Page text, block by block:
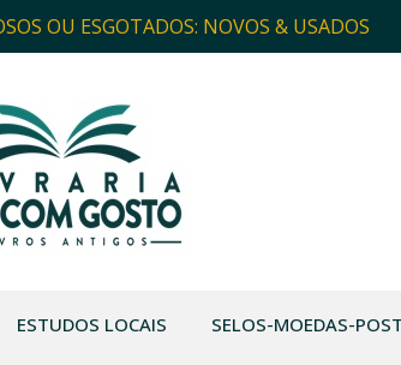
OU ESGOTADOS: NOVOS & USADOS
ESTUDOS LOCAIS SELOS-MOEDAS-